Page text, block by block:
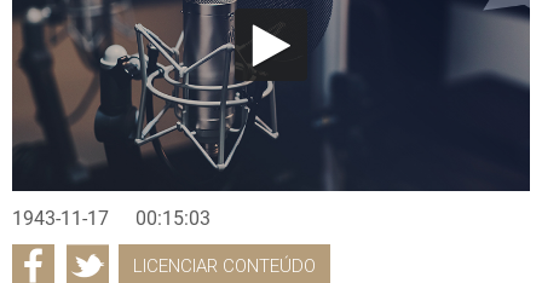
1943-11-17 00:15:03
LICENCIAR CONTEÚDO